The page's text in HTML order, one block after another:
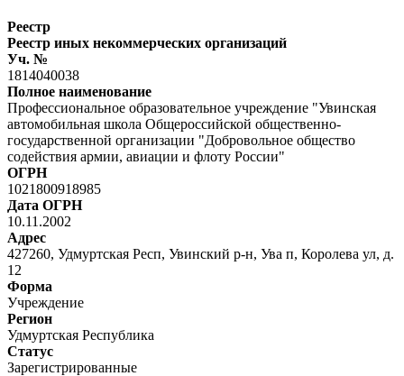
Реестр
Реестр иных некоммерческих организаций
Уч. №
1814040038
Полное наименование
Профессиональное образовательное учреждение "Увинская
автомобильная школа Общероссийской общественно-
государственной организации "Добровольное общество
содействия армии, авиации и флоту России"
ОГРН
1021800918985
Дата ОГРН
10.11.2002
Адрес
427260, Удмуртская Респ, Увинский р-н, Ува п, Королева ул, д.
12
Форма
Учреждение
Регион
Удмуртская Республика
Статус
Зарегистрированные